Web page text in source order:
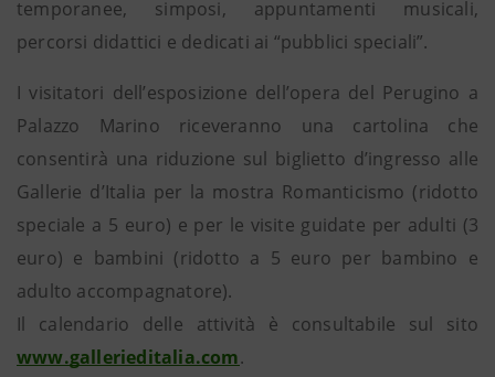
temporanee, simposi, appuntamenti musicali,
percorsi didattici e dedicati ai “pubblici speciali”.
I visitatori dell’esposizione dell’opera del Perugino a
Palazzo Marino riceveranno una cartolina che
consentirà una riduzione sul biglietto d’ingresso alle
Gallerie d’Italia per la mostra Romanticismo (ridotto
speciale a 5 euro) e per le visite guidate per adulti (3
euro) e bambini (ridotto a 5 euro per bambino e
adulto accompagnatore).
Il calendario delle attività è consultabile sul sito
www.gallerieditalia.com.